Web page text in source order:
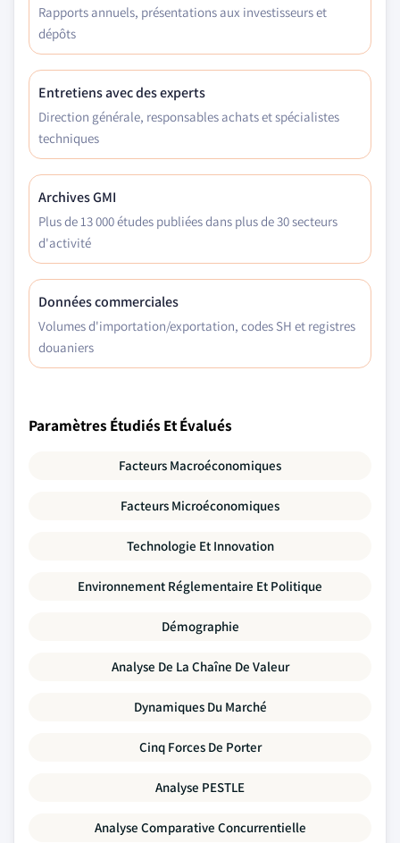
Rapports annuels, présentations aux investisseurs et
dépôts
Entretiens avec des experts
Direction générale, responsables achats et spécialistes
techniques
Archives GMI
Plus de 13 000 études publiées dans plus de 30 secteurs
d'activité
Données commerciales
Volumes d'importation/exportation, codes SH et registres
douaniers
Paramètres Étudiés Et Évalués
Facteurs Macroéconomiques
Facteurs Microéconomiques
Technologie Et Innovation
Environnement Réglementaire Et Politique
Démographie
Analyse De La Chaîne De Valeur
Dynamiques Du Marché
Cinq Forces De Porter
Analyse PESTLE
Analyse Comparative Concurrentielle